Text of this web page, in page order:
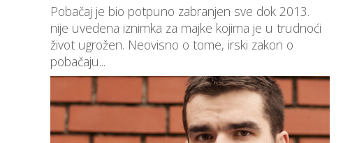
Pobačaj je bio potpuno zabranjen sve dok 2013.
nije uvedena iznimka za majke kojima je u trudnoći
život ugrožen. Neovisno o tome, irski zakon o
pobačaju...